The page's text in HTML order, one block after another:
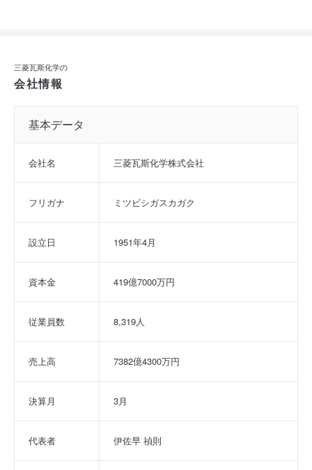
三菱瓦斯化学の
会社情報
基本データ
会社名 三菱瓦斯化学株式会社
フリガナ ミツビシガスカガク
設立日 1951年4月
資本金 419億7000万円
従業員数 8,319人
売上高 7382億4300万円
決算月 3月
代表者 伊佐早 禎則